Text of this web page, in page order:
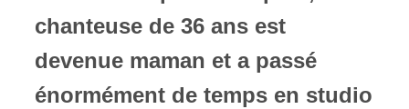
chanteuse de 36 ans est
devenue maman et a passé
énormément de temps en studio